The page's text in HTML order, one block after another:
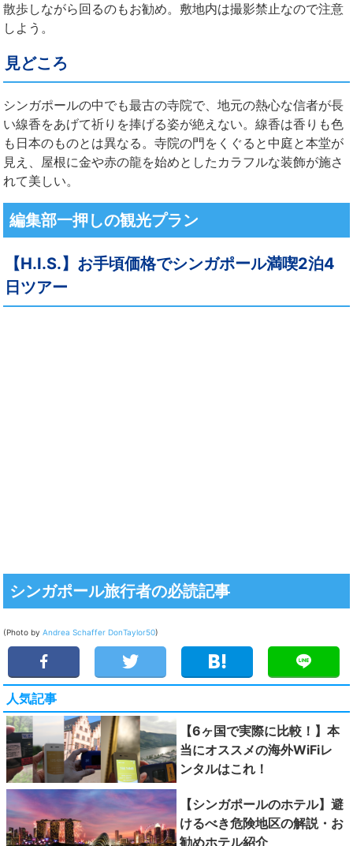
散歩しながら回るのもお勧め。敷地内は撮影禁止なので注意
しよう。
見どころ
シンガポールの中でも最古の寺院で、地元の熱心な信者が長
い線香をあげて祈りを捧げる姿が絶えない。線香は香りも色
も日本のものとは異なる。寺院の門をくぐると中庭と本堂が
見え、屋根に金や赤の龍を始めとしたカラフルな装飾が施さ
れて美しい。
編集部一押しの観光プラン
【H.I.S.】お手頃価格でシンガポール満喫2泊4
日ツアー
シンガポール旅行者の必読記事
(Photo by Andrea Schaffer DonTaylor50)
人気記事
【6ヶ国で実際に比較！】本
当にオススメの海外WiFiレ
ンタルはこれ！
【シンガポールのホテル】避
けるべき危険地区の解説・お
勧めホテル紹介